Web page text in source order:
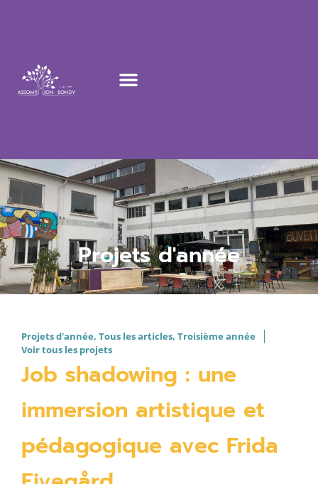
Projets d'année
Projets d'année, Tous les articles, Troisième année
Voir tous les projets
Job shadowing : une
immersion artistique et
pédagogique avec Frida